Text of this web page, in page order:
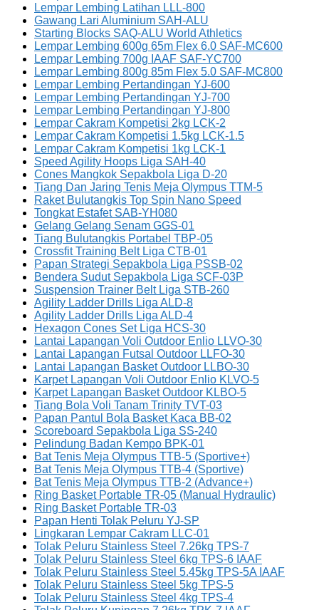
Lempar Lembing Latihan LLL-800
Gawang Lari Aluminium SAH-ALU
Starting Blocks SAQ-ALU World Athletics
Lempar Lembing 600g 65m Flex 6.0 SAF-MC600
Lempar Lembing 700g IAAF SAF-YC700
Lempar Lembing 800g 85m Flex 5.0 SAF-MC800
Lempar Lembing Pertandingan YJ-600
Lempar Lembing Pertandingan YJ-700
Lempar Lembing Pertandingan YJ-800
Lempar Cakram Kompetisi 2kg LCK-2
Lempar Cakram Kompetisi 1.5kg LCK-1.5
Lempar Cakram Kompetisi 1kg LCK-1
Speed Agility Hoops Liga SAH-40
Cones Mangkok Sepakbola Liga D-20
Tiang Dan Jaring Tenis Meja Olympus TTM-5
Raket Bulutangkis Top Spin Nano Speed
Tongkat Estafet SAB-YH080
Gelang Gelang Senam GGS-01
Tiang Bulutangkis Portabel TBP-05
Crossfit Training Belt Liga CTB-01
Papan Strategi Sepakbola Liga PSSB-02
Bendera Sudut Sepakbola Liga SCF-03P
Suspension Trainer Belt Liga STB-260
Agility Ladder Drills Liga ALD-8
Agility Ladder Drills Liga ALD-4
Hexagon Cones Set Liga HCS-30
Lantai Lapangan Voli Outdoor Enlio LLVO-30
Lantai Lapangan Futsal Outdoor LLFO-30
Lantai Lapangan Basket Outdoor LLBO-30
Karpet Lapangan Voli Outdoor Enlio KLVO-5
Karpet Lapangan Basket Outdoor KLBO-5
Tiang Bola Voli Tanam Trinity TVT-03
Papan Pantul Bola Basket Kaca BB-02
Scoreboard Sepakbola Liga SS-240
Pelindung Badan Kempo BPK-01
Bat Tenis Meja Olympus TTB-5 (Sportive+)
Bat Tenis Meja Olympus TTB-4 (Sportive)
Bat Tenis Meja Olympus TTB-2 (Advance+)
Ring Basket Portable TR-05 (Manual Hydraulic)
Ring Basket Portable TR-03
Papan Henti Tolak Peluru YJ-SP
Lingkaran Lempar Cakram LLC-01
Tolak Peluru Stainless Steel 7.26kg TPS-7
Tolak Peluru Stainless Steel 6kg TPS-6 IAAF
Tolak Peluru Stainless Steel 5.45kg TPS-5A IAAF
Tolak Peluru Stainless Steel 5kg TPS-5
Tolak Peluru Stainless Steel 4kg TPS-4